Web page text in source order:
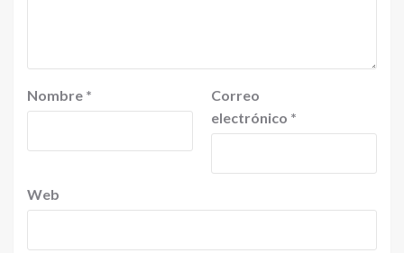
Nombre *
Correo
electrónico *
Web